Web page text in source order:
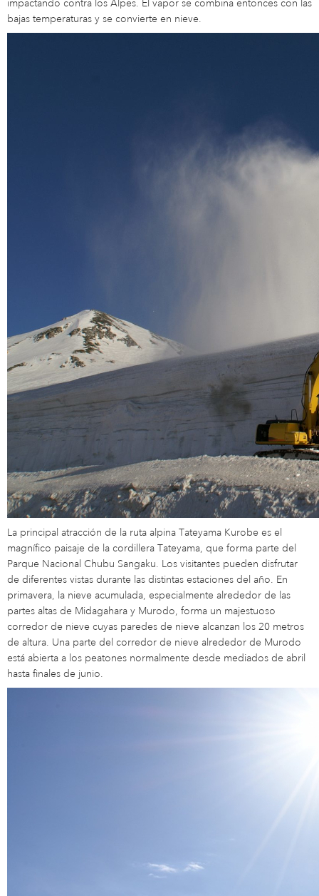
impactando contra los Alpes. El vapor se combina entonces con las
bajas temperaturas y se convierte en nieve.
La principal atracción de la ruta alpina Tateyama Kurobe es el
magnífico paisaje de la cordillera Tateyama, que forma parte del
Parque Nacional Chubu Sangaku. Los visitantes pueden disfrutar
de diferentes vistas durante las distintas estaciones del año. En
primavera, la nieve acumulada, especialmente alrededor de las
partes altas de Midagahara y Murodo, forma un majestuoso
corredor de nieve cuyas paredes de nieve alcanzan los 20 metros
de altura. Una parte del corredor de nieve alrededor de Murodo
está abierta a los peatones normalmente desde mediados de abril
hasta finales de junio.